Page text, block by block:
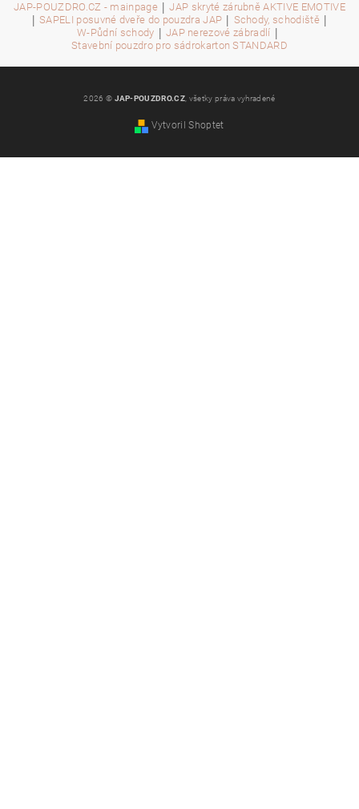
JAP-POUZDRO.CZ - mainpage JAP skryté zárubně AKTIVE EMOTIVE
SAPELI posuvné dveře do pouzdra JAP Schody, schodiště
W-Půdní schody JAP nerezové zábradlí
Stavební pouzdro pro sádrokarton STANDARD
2026 © JAP-POUZDRO.CZ , všetky práva vyhradené
Vytvoril Shoptet